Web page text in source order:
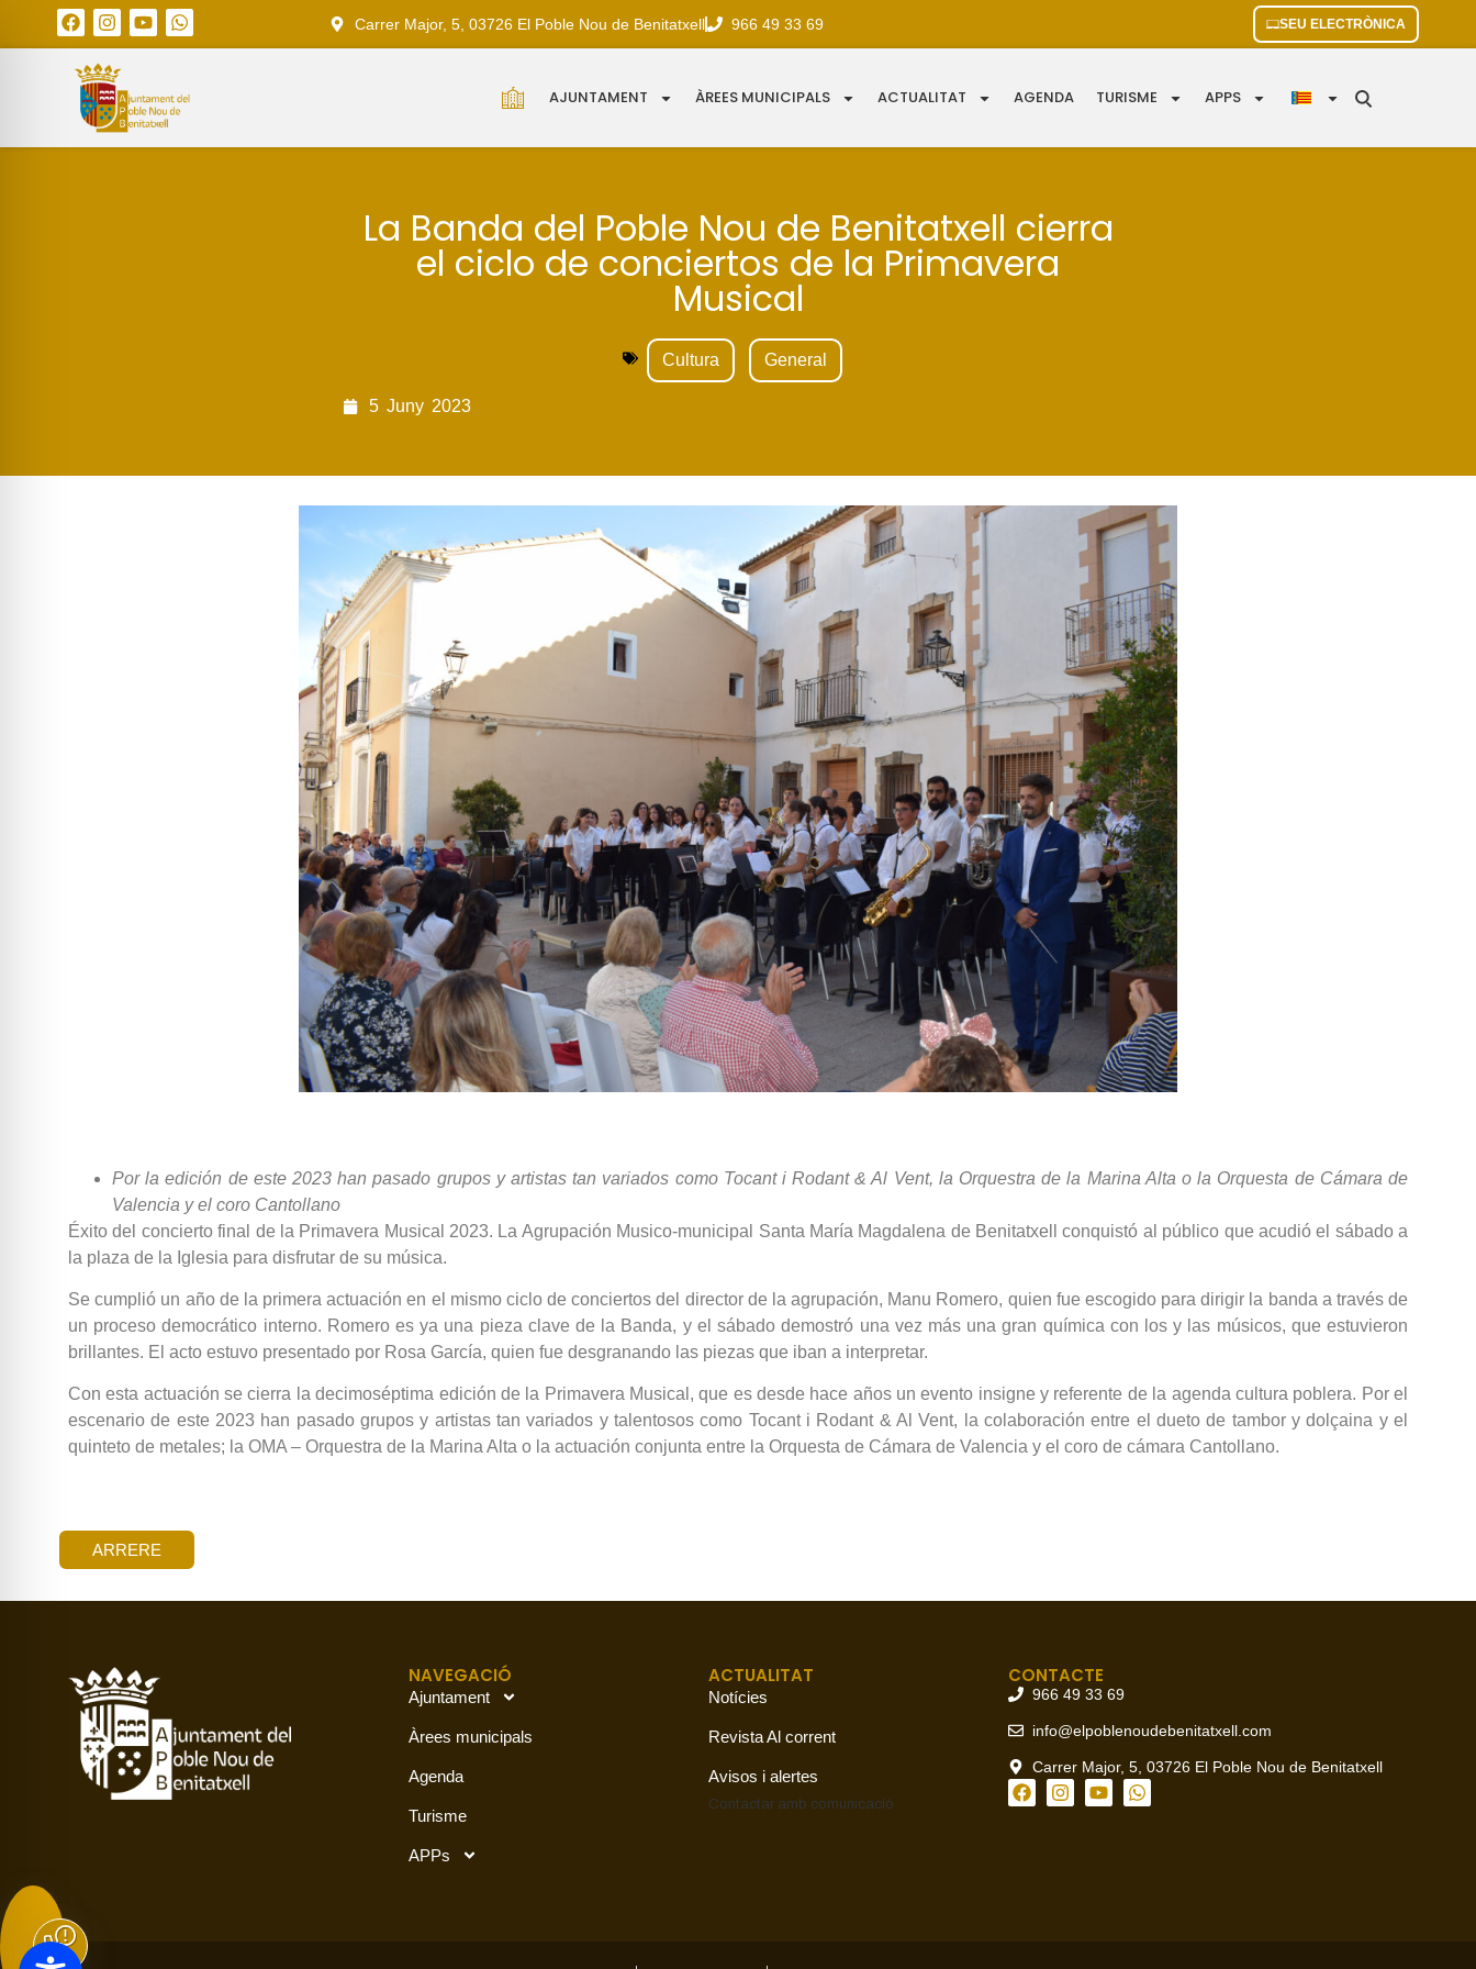
Carrer Major, 5, 03726 El Poble Nou de Benitatxell 966 49 33 69 SEU ELECTRÒNICA
AJUNTAMENT ÀREES MUNICIPALS ACTUALITAT AGENDA TURISME APPS
La Banda del Poble Nou de Benitatxell cierra
el ciclo de conciertos de la Primavera
Musical
Cultura General
5 Juny 2023
Por la edición de este 2023 han pasado grupos y artistas tan variados como Tocant i Rodant & Al Vent, la Orquestra de la Marina Alta o la Orquesta de Cámara de
Valencia y el coro Cantollano
Éxito del concierto final de la Primavera Musical 2023. La Agrupación Musico-municipal Santa María Magdalena de Benitatxell conquistó al público que acudió el sábado a
la plaza de la Iglesia para disfrutar de su música.
Se cumplió un año de la primera actuación en el mismo ciclo de conciertos del director de la agrupación, Manu Romero, quien fue escogido para dirigir la banda a través de
un proceso democrático interno. Romero es ya una pieza clave de la Banda, y el sábado demostró una vez más una gran química con los y las músicos, que estuvieron
brillantes. El acto estuvo presentado por Rosa García, quien fue desgranando las piezas que iban a interpretar.
Con esta actuación se cierra la decimoséptima edición de la Primavera Musical, que es desde hace años un evento insigne y referente de la agenda cultura poblera. Por el
escenario de este 2023 han pasado grupos y artistas tan variados y talentosos como Tocant i Rodant & Al Vent, la colaboración entre el dueto de tambor y dolçaina y el
quinteto de metales; la OMA – Orquestra de la Marina Alta o la actuación conjunta entre la Orquesta de Cámara de Valencia y el coro de cámara Cantollano.
ARRERE
NAVEGACIÓ
Ajuntament
Àrees municipals
Agenda
Turisme
APPs
ACTUALITAT
Notícies
Revista Al corrent
Avisos i alertes
Contactar amb comunicació
CONTACTE
966 49 33 69
info@elpoblenoudebenitatxell.com
Carrer Major, 5, 03726 El Poble Nou de Benitatxell